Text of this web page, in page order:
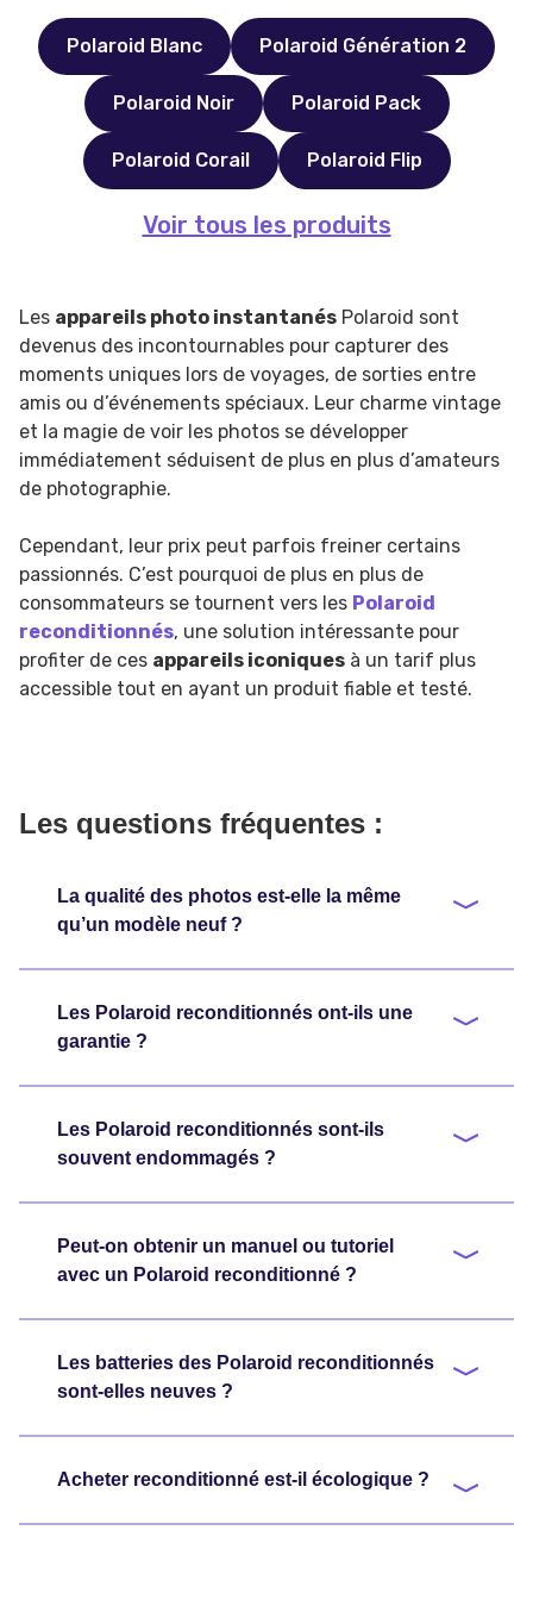
Polaroid Blanc Polaroid Génération 2
Polaroid Noir Polaroid Pack
Polaroid Corail Polaroid Flip
Voir tous les produits
Les appareils photo instantanés Polaroid sont
devenus des incontournables pour capturer des
moments uniques lors de voyages, de sorties entre
amis ou d’événements spéciaux. Leur charme vintage
et la magie de voir les photos se développer
immédiatement séduisent de plus en plus d’amateurs
de photographie.
Cependant, leur prix peut parfois freiner certains
passionnés. C’est pourquoi de plus en plus de
consommateurs se tournent vers les Polaroid
reconditionnés, une solution intéressante pour
profiter de ces appareils iconiques à un tarif plus
accessible tout en ayant un produit fiable et testé.
Les questions fréquentes :
La qualité des photos est-elle la même
qu’un modèle neuf ?
Les Polaroid reconditionnés ont-ils une
garantie ?
Les Polaroid reconditionnés sont-ils
souvent endommagés ?
Peut-on obtenir un manuel ou tutoriel
avec un Polaroid reconditionné ?
Les batteries des Polaroid reconditionnés
sont-elles neuves ?
Acheter reconditionné est-il écologique ?